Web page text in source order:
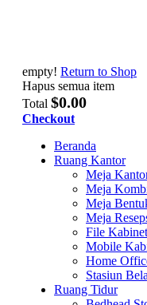
empty! Return to Shop
Hapus semua item
Total $0.00
Checkout
Beranda
Ruang Kantor
Meja
Meja
Meja
Meja
File Kabinet
Mobile
Home
Stasiun
Ruang Tidur